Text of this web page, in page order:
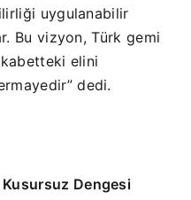
uygulanabilir
Bu vizyon, Türk gemi
elini
dedi.
Kusursuz Dengesi